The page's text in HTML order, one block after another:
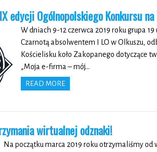
edycji Ogólnopolskiego Konkursu
W dniach 9-12 czerwca 2019 roku grupa
Czarnotą absolwentem I LO w Olkuszu,
Kościelisku koło Zakopanego dotyczące
„Moja e-firma – mój…
READ MORE
wirtualnej odznaki!
Na początku marca 2019 roku otrzymaliśmy